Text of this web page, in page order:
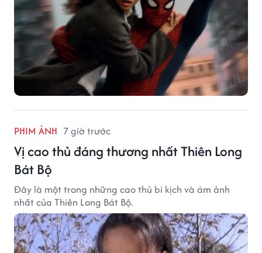
PHIM ẢNH 7 giờ trước
Vị cao thủ đáng thương nhất Thiên Long
Bát Bộ
Đây là một trong những cao thủ bi kịch và ám ảnh
nhất của Thiên Long Bát Bộ.